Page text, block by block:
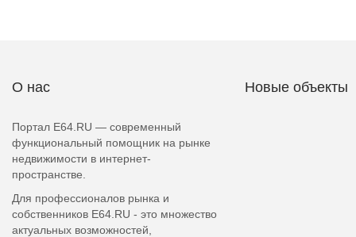
О нас
Портал E64.RU — современный
функциональный помощник на рынке
недвижимости в интернет-
пространстве.
Для профессионалов рынка и
собственников E64.RU - это множество
актуальных возможностей,
Новые объекты